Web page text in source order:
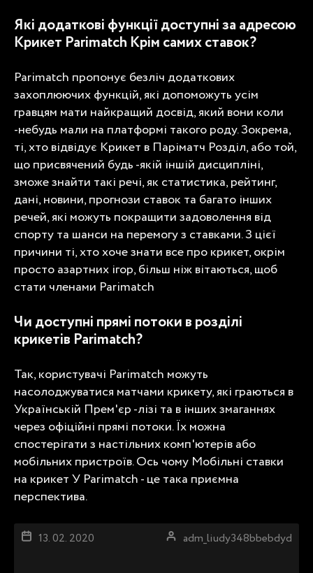
Які додаткові функції доступні за адресою
Крикет Parimatch Крім самих ставок?
Parimatch пропонує безліч додаткових
захоплюючих функцій, які допоможуть усім
гравцям мати найкращий досвід, який вони коли
-небудь мали на платформі такого роду. Зокрема,
ті, хто відвідує Крикет в Паріматч Розділ, або той,
що присвячений будь -якій іншій дисципліні,
зможе знайти такі речі, як статистика, рейтинг,
дані, новини, прогнози ставок та багато інших
речей, які можуть покращити задоволення від
спорту та шанси на перемогу з ставками. З цієї
причини ті, хто хоче знати все про крикет, окрім
просто азартних ігор, більш ніж вітаються, щоб
стати членами Parimatch
Чи доступні прямі потоки в розділі
крикетів Parimatch?
Так, користувачі Parimatch можуть
насолоджуватися матчами крикету, які граються в
Українській Прем'єр -лізі та в інших змаганнях
через офіційні прямі потоки. Їх можна
спостерігати з настільних комп'ютерів або
мобільних пристроїв. Ось чому Мобільні ставки
на крикетУ Parimatch - це така приємна
перспектива.
13. 02. 2020 adm_liudy348bbebdyd